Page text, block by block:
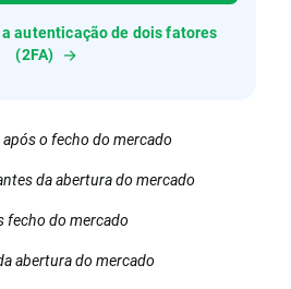
autenticação de dois fatores
(2FA)
após o fecho do mercado
da abertura do mercado
fecho do mercado
abertura do mercado